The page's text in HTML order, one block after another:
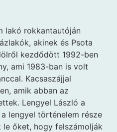
lakó rokkantautóján
akinek és Psota
kezdődött 1992-ben
ami 1983-ban is volt
Kacsaszájjal
amik abban az
Lengyel László a
lengyel történelem része
őket, hogy felszámolják